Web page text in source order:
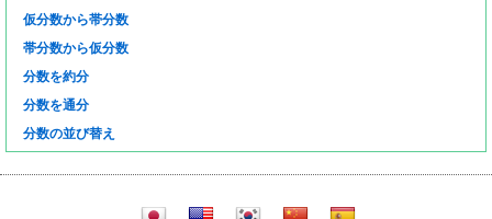
仮分数から帯分数
帯分数から仮分数
分数を約分
分数を通分
分数の並び替え